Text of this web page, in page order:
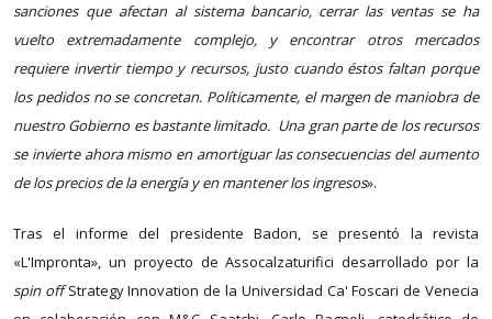
sanciones que afectan al sistema bancario, cerrar las ventas se ha
vuelto extremadamente complejo, y encontrar otros mercados
requiere invertir tiempo y recursos, justo cuando éstos faltan porque
los pedidos no se concretan. Políticamente, el margen de maniobra de
nuestro Gobierno es bastante limitado. Una gran parte de los recursos
se invierte ahora mismo en amortiguar las consecuencias del aumento
de los precios de la energía y en mantener los ingresos».
Tras el informe del presidente Badon, se presentó la revista
«L'Impronta», un proyecto de Assocalzaturifici desarrollado por la
spin offStrategy Innovation de la Universidad Ca' Foscari de Venecia